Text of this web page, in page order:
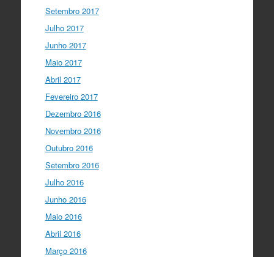
Setembro 2017
Julho 2017
Junho 2017
Maio 2017
Abril 2017
Fevereiro 2017
Dezembro 2016
Novembro 2016
Outubro 2016
Setembro 2016
Julho 2016
Junho 2016
Maio 2016
Abril 2016
Março 2016